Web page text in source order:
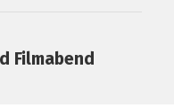
Filmabend